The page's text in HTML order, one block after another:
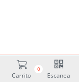
0
Carrito Escanea